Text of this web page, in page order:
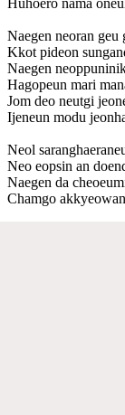
Naegen neoran geu
Kkot pideon
Naegen
Hagopeun mari
Jom deo neutgi
Ijeneun modu
Neol
Neo eopsin an
Naegen da
Chamgo